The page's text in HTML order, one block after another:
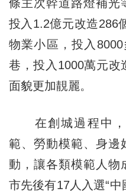
條主次幹道路燈補光
投入1.2億元改造286
物業小區，投入
巷，投入1000萬元改
面貌更加靚麗。
在創城過程中，
範、勞動模範、身邊
動，讓各類模範人物
市先後有17人入選“中